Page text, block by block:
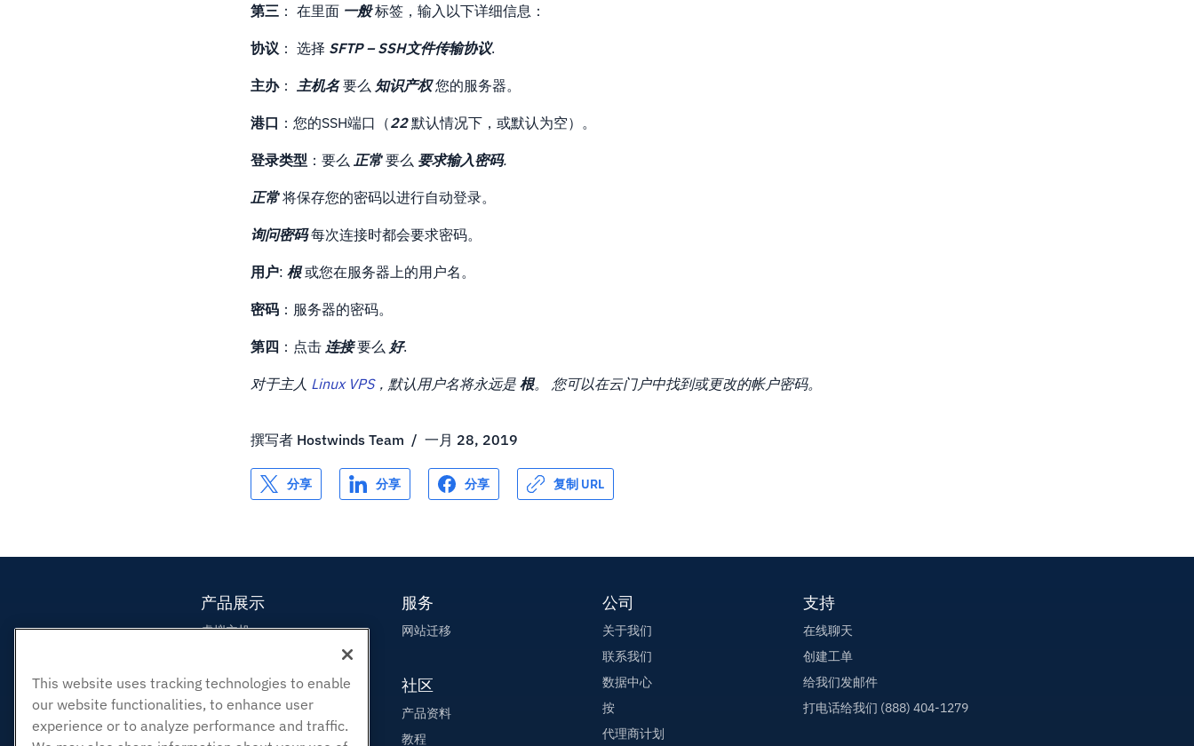
第三 ： 在里面 一般标签，输入以下详细信息：
协议 ： 选择 SFTP – SSH文件传输协议.
主办： 主机名要么 知识产权您的服务器。
港口 ：您的SSH端口（22默认情况下，或默认为空）。
登录类型 ：要么 正常要么 要求输入密码.
正常将保存您的密码以进行自动登录。
询问密码每次连接时都会要求密码。
用户:根或您在服务器上的用户名。
密码 ：服务器的密码。
第四 ：点击 连接要么 好.
对于主人 Linux VPS，默认用户名将永远是根。 您可以在云门户中找到或更改的帐户密码。
撰写者 Hostwinds Team /一月 28, 2019
分享 分享 分享 复制 URL
产品展示
虚拟主机
转销商托管
白标经销商
管理Linux VPS
服务
网站迁移
社区
产品资料
教程
公司
关于我们
联系我们
数据中心
按
代理商计划
支持
在线聊天
创建工单
给我们发邮件
打电话给我们 (888) 404-1279
This website uses tracking technologies to enable
our website functionalities, to enhance user
experience or to analyze performance and traffic.